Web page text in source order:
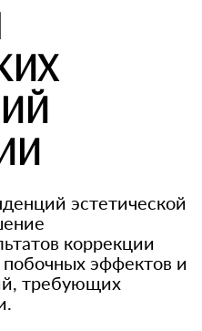
эстетической
коррекции
эффектов и
требующих